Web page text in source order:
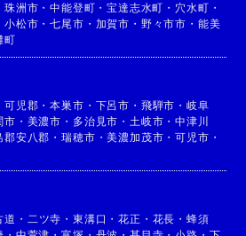
珠洲市 ・中能登町 ・宝達志水町 ・ 穴水町 ・
小松市 ・七尾市 ・ 加賀市 ・ 野々市市 ・ 能美
町
可児郡 ・本巣市 ・ 下呂市 ・ 飛騨市 ・ 岐阜
市 ・ 美濃市 ・ 多治見市 ・ 土岐市 ・中津川
郡安八郡 ・瑞穂市 ・美濃加茂市 ・可児市 ・
道 ・ 二ツ寺 ・ 東溝口 ・花正 ・ 花長 ・ 蜂須